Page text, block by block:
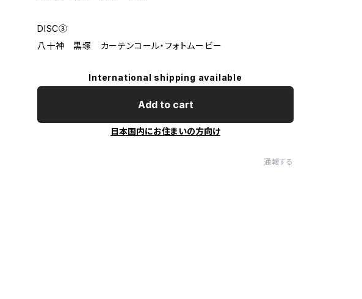
DISC③
八十神 黒塚 カーテンコール・フォトムービー
International shipping available
Add to cart
日本国内にお住まいの方向け
通報する